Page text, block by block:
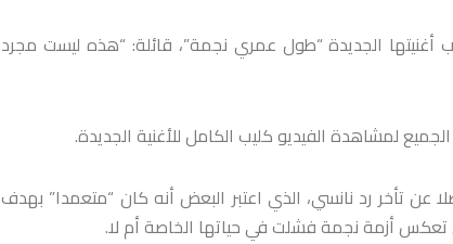
الجديدة “طول عمري نجمة”، قائلة: “هذه ليست مجرد
لمشاهدة الفيديو كليب الكامل للأغنية الجديدة.
عن تأخر رد نانسي، الذي اعتبر البعض أنه كان “متعمدا” بهدف
تعكس أزمة نجمة فشلت في حياتها الخاصة أم لا.